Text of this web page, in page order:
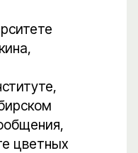
цветных